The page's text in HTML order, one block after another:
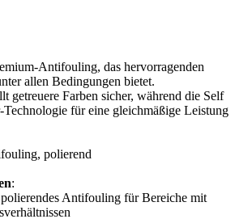
Antifouling, das hervorragenden
allen Bedingungen bietet.
getreuere Farben sicher, während die Self
für eine gleichmäßige Leistung
polierend
:
polierendes Antifouling für Bereiche mit